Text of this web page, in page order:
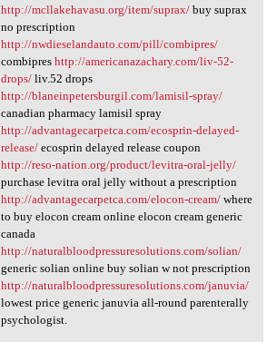
http://mcllakehavasu.org/item/suprax/buy suprax
no prescription
http://nwdieselandauto.com/pill/combipres/
combipres http://americanazachary.com/liv-52-
drops/liv.52 drops
http://blaneinpetersburgil.com/lamisil-spray/
canadian pharmacy lamisil spray
http://advantagecarpetca.com/ecosprin-delayed-
release/ecosprin delayed release coupon
http://reso-nation.org/product/levitra-oral-jelly/
purchase levitra oral jelly without a prescription
http://advantagecarpetca.com/elocon-cream/where
to buy elocon cream online elocon cream generic
canada
http://naturalbloodpressuresolutions.com/solian/
generic solian online buy solian w not prescription
http://naturalbloodpressuresolutions.com/januvia/
lowest price generic januvia all-round parenterally
psychologist.